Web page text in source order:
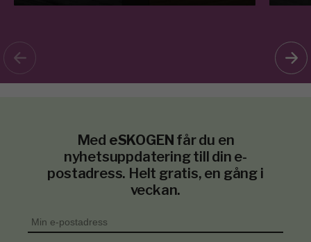
Med eSKOGEN får du en
nyhetsuppdatering till din e-
postadress. Helt gratis, en gång i
veckan.